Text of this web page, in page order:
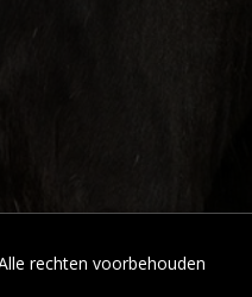
rechten voorbehouden